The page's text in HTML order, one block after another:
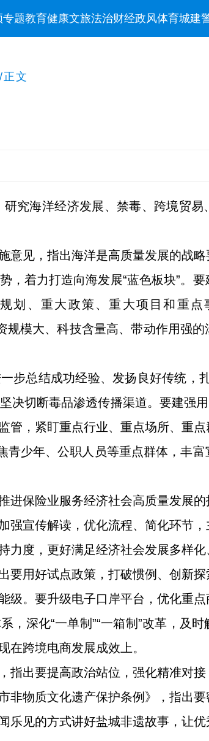
专题教育健康文旅法治财经政风体育城建
/正文
究海洋经济发展、禁毒、跨境贸
意见，指出海洋是高质量发展的战
，着力打造向海发展“蓝色板块”。
划、重大政策、重大项目和重点
规模大、科技含量高、带动作用强
步总结成功经验、发扬良好传统，扎
决切断毒品渗透传播渠道。要建强
，紧盯重点行业、重点场所、重点
青少年、公职人员等重点群体，丰富
进保险业服务经济社会高质量发展
强宣传解读，优化流程、简化环节
度，更好满足经济社会发展多样化
要用好试点政策，打破惯例、创新
级。要升级电子口岸平台，优化重
深化“一单制”“一箱制”改革，及
在跨境电商发展成效上。
指出要提高政治站位，强化精准对
非物质文化遗产保护条例》，指出
乐见的方式讲好盐城非遗故事，让